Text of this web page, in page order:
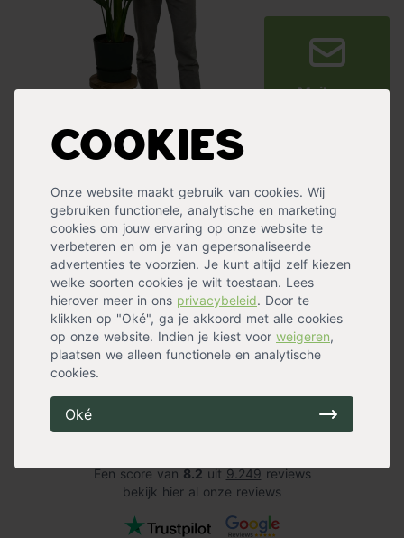
Cookies
Onze website maakt gebruik van cookies. Wij
gebruiken functionele, analytische en marketing
cookies om jouw ervaring op onze website te
verbeteren en om je van gepersonaliseerde
advertenties te voorzien. Je kunt altijd zelf kiezen
welke soorten cookies je wilt toestaan. Lees
hierover meer in ons privacybeleid. Door te
klikken op "Oké", ga je akkoord met alle cookies
op onze website. Indien je kiest voor weigeren,
plaatsen we alleen functionele en analytische
cookies.
Oké
Mail ons
Ervaringen met Tuincentrum.nl
Super service
Super service, snelle levering, super
blij met mijn mooie buitenplanten.
Zeker een aanrader.
prima service
We hadden 2 x
Bestelling
waren prima!
Een score van8.2uit9.249reviews
bekijk hier al onze reviews